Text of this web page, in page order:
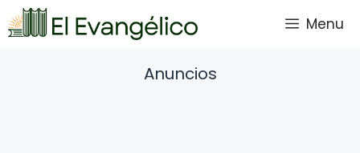
Saltar
al
Menu
Anuncios